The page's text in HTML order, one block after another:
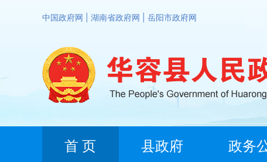
中国政府网 湖南省政府网 岳阳市政府网
首 页 县政府 政务